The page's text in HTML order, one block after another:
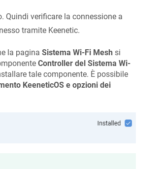
Quindi verificare la connessione a
tramite Keenetic.
la pagina Sistema Wi-Fi Mesh si
Controller del Sistema Wi-
tale componente. È possibile
KeeneticOSe opzioni dei